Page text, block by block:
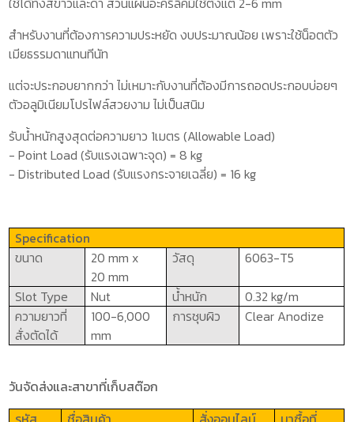
สำหรับงานที่ต้องการความประหยัด งบประมาณน้อย เพราะใช้น็อตตัว
เมียธรรมดาแทนทีนัท
แต่จะประกอบยากกว่า ไม่เหมาะกับงานที่ต้องมีการถอดประกอบบ่อยๆ
ตัวอลูมิเนียมโปรไฟล์สวยงาม ไม่เป็นสนิม
รับน้ำหนักสูงสุดต่อความยาว 1เมตร(Allowable Load)
- Point Load(รับแรงเฉพาะจุด) = 8 kg
- Distributed Load (รับแรงกระจายเฉลี่ย)= 16 kg
Specification
ขนาด
20 mm x
20 mm
วัสดุ 6063-T5
Slot Type Nut น้ำหนัก
0.32 kg/m
ความยาวที่
สั่งตัดได้
100-6,000
mm
การชุบผิว Clear Anodize
วันจัดส่งและสาขาที่เก็บสต๊อก